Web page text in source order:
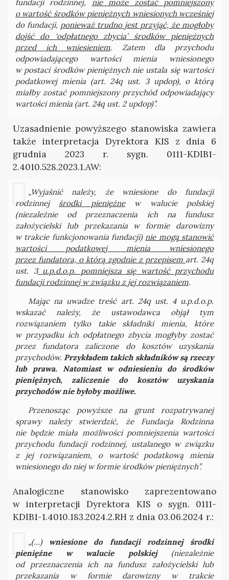
fundacji rodzinnej, nie może zostać pomniejszony
o wartość środków pieniężnych wniesionych wcześniej
do fundacji, ponieważ trudno jest przyjąć, że mogłoby
dojść do ‘odpłatnego zbycia’ środków pieniężnych
przed ich wniesieniem. Zatem dla przychodu
odpowiadającego wartości mienia wniesionego
w postaci środków pieniężnych nie ustala się wartości
podatkowej mienia (art. 24q ust. 3 updop), o którą
miałby zostać pomniejszony przychód odpowiadający
wartości mienia (art. 24q ust. 2 updop)”.
Uzasadnienie powyższego stanowiska zawiera
także interpretacja Dyrektora KIS z dnia 6
grudnia 2023 r. sygn. 0111-KDIB1-
2.4010.528.2023.1.AW:
„Wyjaśnić należy, że wniesione do fundacji
rodzinnej środki pieniężnew walucie polskiej
(niezależnie od przeznaczenia ich na fundusz
założycielski lub przekazania w formie darowizny
w trakcie funkcjonowania fundacji)nie mogą stanowić
wartości podatkowej mienia wniesionego
przez fundatora, o którą zgodnie z przepisem art. 24q
ust. 3u.p.d.o.p. pomniejsza się wartość przychodu
fundacji rodzinnej w związku z jej rozwiązaniem.
Mając na uwadze treść art. 24q ust. 4 u.p.d.o.p.
wskazać należy, że ustawodawca objął tym
rozwiązaniem tylko takie składniki mienia, które
w przypadku ich odpłatnego zbycia mogłyby zostać
przez fundatora zaliczone do kosztów uzyskania
przychodów.Przykładem takich składników są rzeczy
lub prawa. Natomiast w odniesieniu do środków
pieniężnych, zaliczenie do kosztów uzyskania
przychodów nie byłoby możliwe.
Przenosząc powyższe na grunt rozpatrywanej
sprawy należy stwierdzić, że Fundacja Rodzinna
nie będzie miała możliwości pomniejszenia wartości
przychodu fundacji rodzinnej, ustalanego w związku
z jej rozwiązaniem, o wartość podatkową mienia
wniesionego do niej w formie środków pieniężnych”.
Analogiczne stanowisko zaprezentowano
w interpretacji Dyrektora KIS o sygn. 0111-
KDIB1-1.4010.183.2024.2.RH z dnia 03.06.2024 r.:
„(…) wniesione do fundacji rodzinnej środki
pieniężne w walucie polskiej (niezależnie
od przeznaczenia ich na fundusz założycielski lub
przekazania w formie darowizny w trakcie